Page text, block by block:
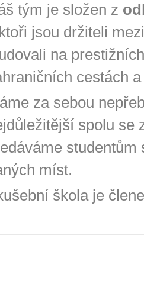
tým je složen z
jsou držiteli
na
cestách
za sebou
spolu se
míst.
škola je